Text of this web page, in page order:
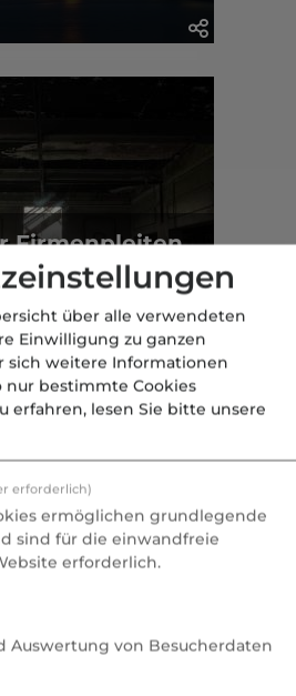
Firmenpleiten
Niveau“
dvb-Redaktion
gehört zu den rund
weltweit, denen
mit der Bestnote
über alle verwendeten
Einwilligung zu ganzen
sich weitere Informationen
nur bestimmte Cookies
erfahren, lesen Sie bitte unsere
erforderlich)
ermöglichen grundlegende
sind für die einwandfreie
erforderlich.
Auswertung von Besucherdaten